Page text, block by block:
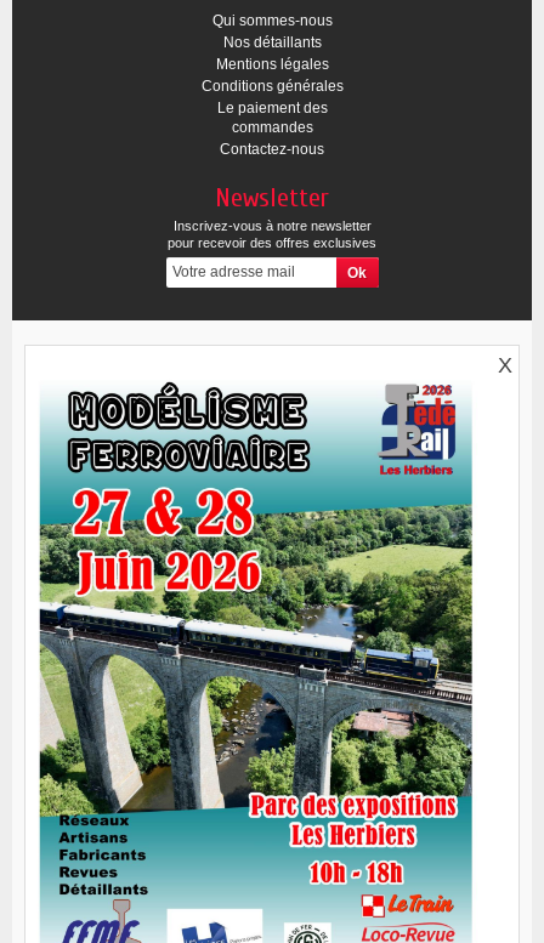
Qui sommes-nous
Nos détaillants
Mentions légales
Conditions générales
Le paiement des
commandes
Contactez-nous
Newsletter
Inscrivez-vous à notre newsletter
pour recevoir des offres exclusives
X